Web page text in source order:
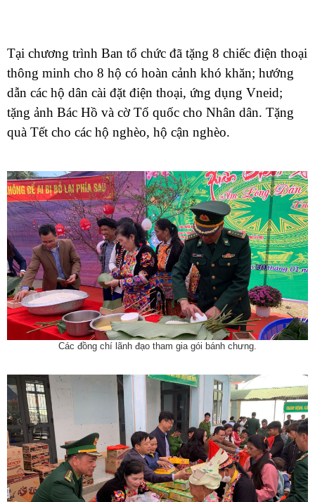
Tại chương trình Ban tổ chức đã tặng 8 chiếc điện thoại
thông minh cho 8 hộ có hoàn cảnh khó khăn; hướng
dẫn các hộ dân cài đặt điện thoại, ứng dụng Vneid;
tặng ảnh Bác Hồ và cờ Tổ quốc cho Nhân dân. Tặng
quà Tết cho các hộ nghèo, hộ cận nghèo.
Các đồng chí lãnh đạo tham gia gói bánh chưng.